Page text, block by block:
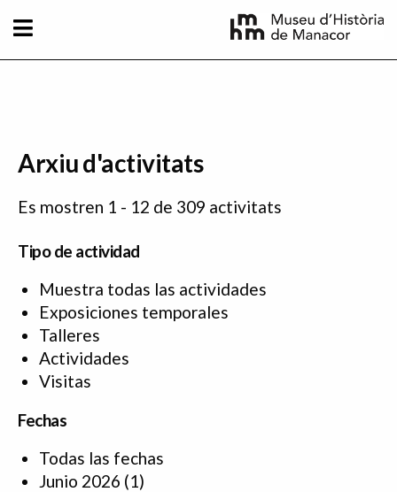
Arxiu d'activitats
Es mostren 1 - 12 de 309 activitats
Tipo de actividad
Muestra todas las actividades
Exposiciones temporales
Talleres
Actividades
Visitas
Fechas
Todas las fechas
Junio 2026 (1)